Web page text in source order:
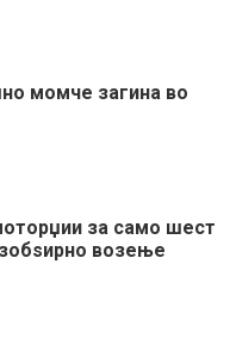
момче загина во
за само шест
возење